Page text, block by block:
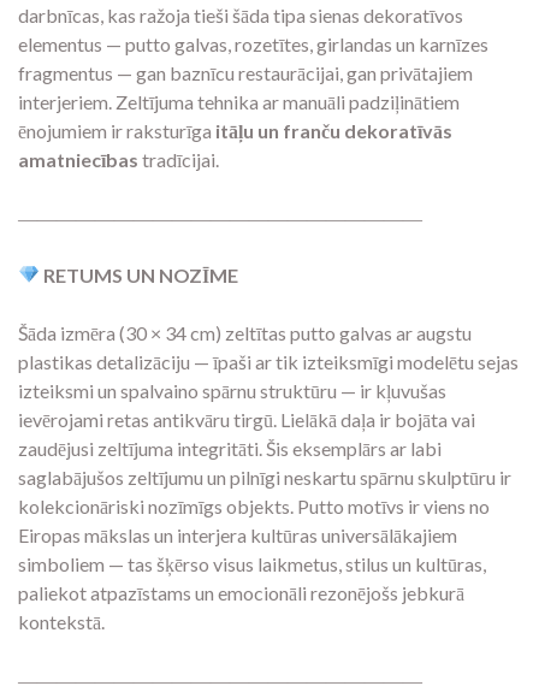
darbnīcas, kas ražoja tieši šāda tipa sienas dekoratīvos
elementus — putto galvas, rozetītes, girlandas un karnīzes
fragmentus — gan baznīcu restaurācijai, gan privātajiem
interjeriem. Zeltījuma tehnika ar manuāli padziļinātiem
ēnojumiem ir raksturīga itāļu un franču dekoratīvās
amatniecības tradīcijai.
―――――――――――――――――――――
RETUMS UN NOZĪME
Šāda izmēra (30 × 34 cm) zeltītas putto galvas ar augstu
plastikas detalizāciju — īpaši ar tik izteiksmīgi modelētu sejas
izteiksmi un spalvaino spārnu struktūru — ir kļuvušas
ievērojami retas antikvāru tirgū. Lielākā daļa ir bojāta vai
zaudējusi zeltījuma integritāti. Šis eksemplārs ar labi
saglabājušos zeltījumu un pilnīgi neskartu spārnu skulptūru ir
kolekcionāriski nozīmīgs objekts. Putto motīvs ir viens no
Eiropas mākslas un interjera kultūras universālākajiem
simboliem — tas šķērso visus laikmetus, stilus un kultūras,
paliekot atpazīstams un emocionāli rezonējošs jebkurā
kontekstā.
―――――――――――――――――――――